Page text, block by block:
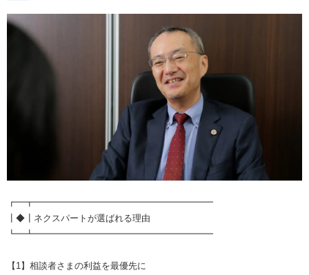
┏━┳━━━━━━━━━━━━━━━━━━━━
┃◆┃ネクスパートが選ばれる理由
┗━┻━━━━━━━━━━━━━━━━━━━━
【1】相談者さまの利益を最優先に